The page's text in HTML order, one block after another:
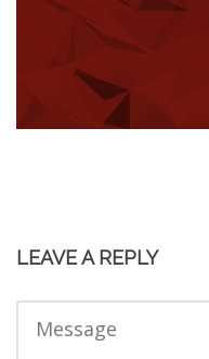
LEAVE A REPLY